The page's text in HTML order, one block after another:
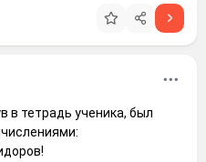
в тетрадь ученика, был